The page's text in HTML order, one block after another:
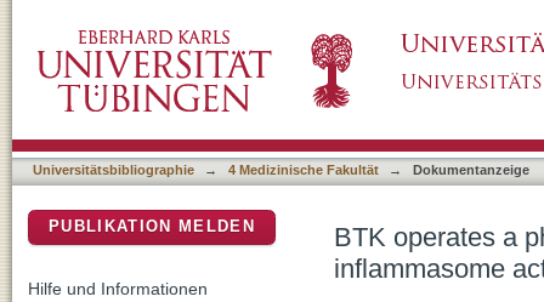
Universitätsbibliographie → 4 Medizinische Fakultät → Dokumentanzeige
BTK operates a
inflammasome
PUBLIKATION MELDEN
Hilfe und Informationen